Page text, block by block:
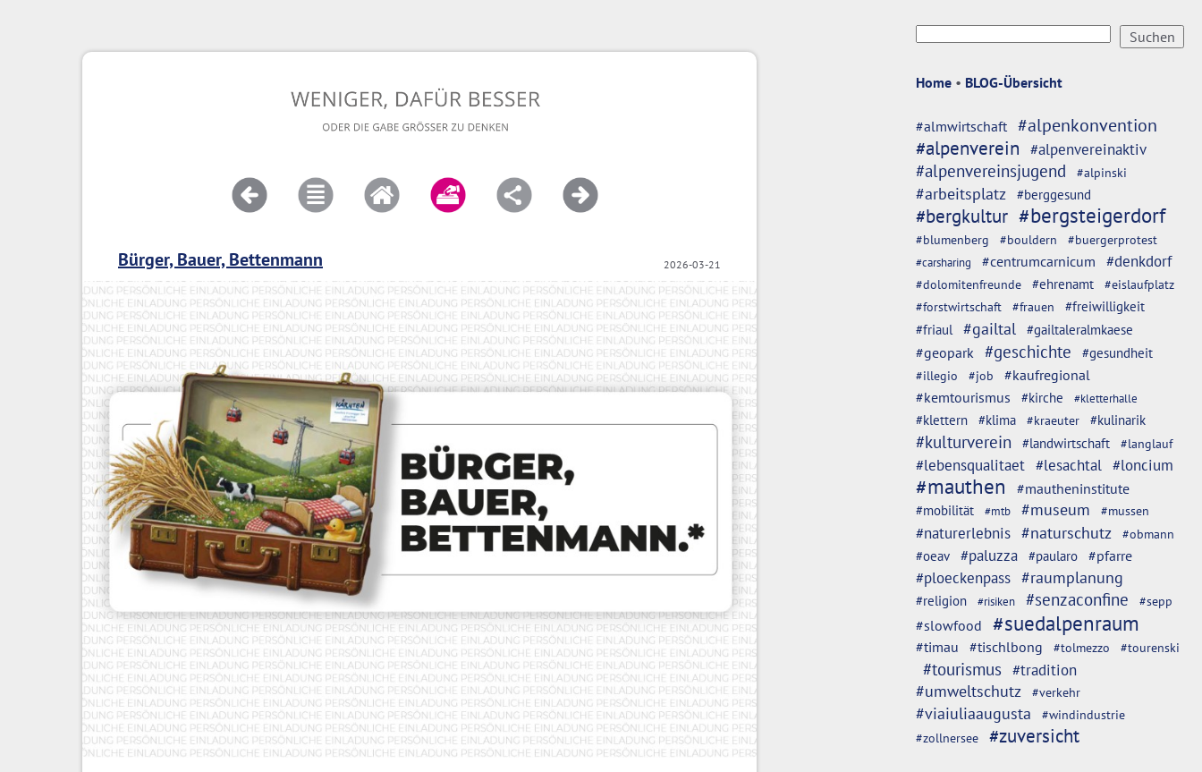
Home • BLOG-Übersicht
#almwirtschaft #alpenkonvention
#alpenverein #alpenvereinaktiv
#alpenvereinsjugend #alpinski
#arbeitsplatz #berggesund
#bergkultur #bergsteigerdorf
#blumenberg #bouldern
#buergerprotest
#carsharing
#centrumcarnicum #denkdorf
#dolomitenfreunde #ehrenamt
#eislaufplatz
#forstwirtschaft
#frauen
#freiwilligkeit
#friaul
#gailtal #gailtaleralmkaese
#geopark #geschichte #gesundheit
#illegio #job
#kaufregional
#kemtourismus
#kirche #kletterhalle
#klettern #klima #kraeuter #kulinarik
#kulturverein #landwirtschaft #langlauf
#lebensqualitaet #lesachtal #loncium
#mauthen #mautheninstitute
#mobilität #mtb #museum #mussen
#naturerlebnis #naturschutz #obmann
#oeav #paluzza #paularo #pfarre
#ploeckenpass #raumplanung
#religion #risiken #senzaconfine #sepp
#slowfood #suedalpenraum
#timau #tischlbong #tolmezzo #tourenski
#tourismus #tradition
#umweltschutz
#verkehr
#viaiuliaaugusta #windindustrie
#zollnersee #zuversicht
2026-03-21
Bürger, Bauer, Bettenmann